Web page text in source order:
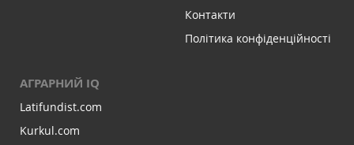
Контакти
Політика конфіденційності
АГРАРНИЙ IQ
Latifundist.com
Kurkul.com